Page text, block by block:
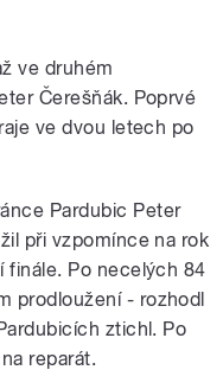
ve druhém
Čerešňák. Poprvé
ve dvou letech po
Pardubic Peter
při vzpomínce na rok
finále. Po necelých 84
prodloužení - rozhodl
ztichl. Po
reparát.